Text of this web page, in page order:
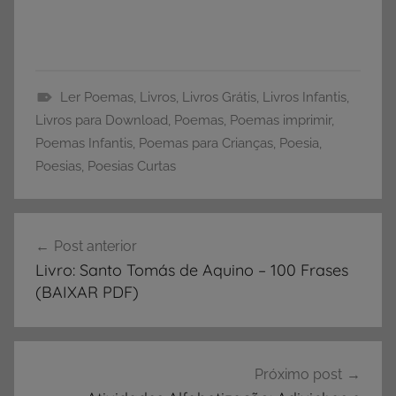
L
i
v
o
D
o
w
Ler Poemas, Livros, Livros Grátis, Livros Infantis,
Livros para Download Poemas Poemas imprimir,
Poemas Infantis Poemas para Crianças Poesia
Poesias Poesias Curtas
de
Post
Post anterior
Livro: Santo Tomás de Aquino – 100 Frases
(BAIXAR PDF)
Próximo post